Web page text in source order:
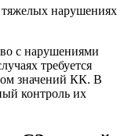
нарушениях
с нарушениями
требуется
значений КК. В
контроль их